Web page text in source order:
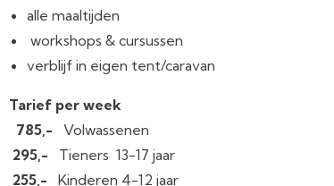
alle maaltijden
workshops & cursussen
verblijf in eigen tent/caravan
Tarief per week
785,- Volwassenen
295,- Tieners 13-17 jaar
255,- Kinderen 4-12 jaar